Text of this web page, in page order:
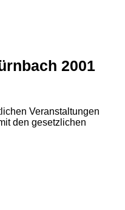
2001
Veranstaltungen
den gesetzlichen